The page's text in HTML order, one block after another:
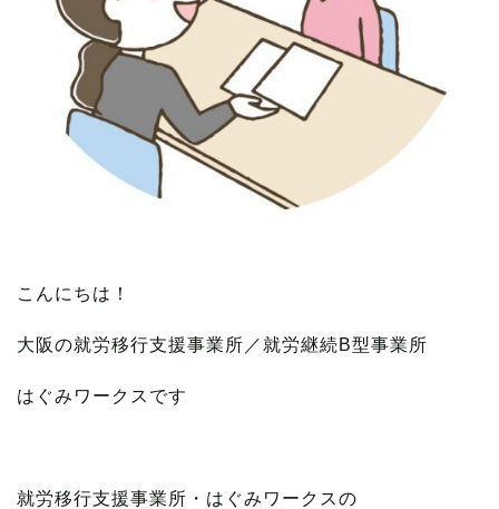
こんにちは！
大阪の就労移行支援事業所／就労継続B型事業所
はぐみワークスです
就労移行支援事業所・はぐみワークスの